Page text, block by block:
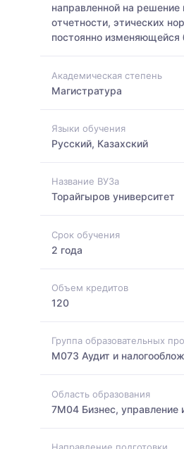
направленной на решение
отчетности, этических
постоянно изменяющейся
Академическая степень
Магистратура
Языки обучения
Русский, Казахский
Название ВУЗа
Торайгыров университет
Срок обучения
2 года
Объем кредитов
120
Группа образовательных
M073 Аудит и
Область образования
7M04 Бизнес, управление